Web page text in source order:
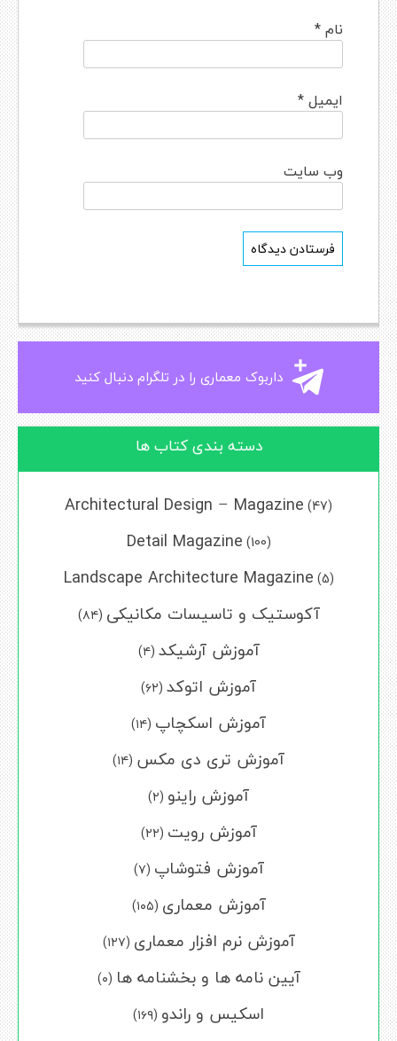
داربوک معماری را در تلگرام دنبال کنید
دسته بندی کتاب ها
Architectural Design – Magazine (47)
Detail Magazine (100)
Landscape Architecture Magazine (5)
آکوستیک و تاسیسات مکانیکی (۸۴)
آموزش آرشیکد (۴)
آموزش اتوکد (۶۲)
آموزش اسکچاپ (۱۴)
آموزش تری دی مکس (۱۴)
آموزش راینو (۲)
آموزش رویت (۲۲)
آموزش فتوشاپ (۷)
آموزش معماری (۱۰۵)
آموزش نرم افزار معماری (۱۲۷)
آیین نامه ها و بخشنامه ها (۰)
اسکیس و راندو (۱۶۹)
نام*
ایمیل*
وب‌ سایت